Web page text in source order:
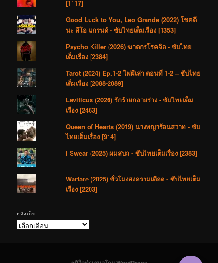
[1117]
Good Luck to You, Leo Grande (2022) โชคดี
นะ ลีโอ แกรนด์ - ซับไทยเต็มเรื่อง [1353]
Psycho Killer (2026) ฆาตกรโรคจิต - ซับไทย
เต็มเรื่อง [2384]
Tarot (2024) Ep.1-2 ไพ่ผีเล่า ตอนที่ 1-2 – ซับไทย
เต็มเรื่อง [2088-2089]
Leviticus (2026) รักร้ายกลายร่าง - ซับไทยเต็ม
เรื่อง [2463]
Queen of Hearts (2019) นางพญาร้อนสวาท - ซับ
ไทยเต็มเรื่อง [914]
I Swear (2025) ผมสบถ - ซับไทยเต็มเรื่อง [2383]
Warfare (2025) ชั่วโมงสงครามเดือด - ซับไทยเต็ม
เรื่อง [2203]
คลังเก็บ
คลัง